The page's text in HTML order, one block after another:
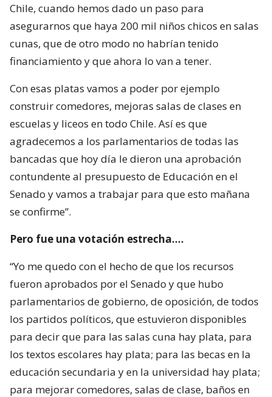
Chile, cuando hemos dado un paso para
asegurarnos que haya 200 mil niños chicos en salas
cunas, que de otro modo no habrían tenido
financiamiento y que ahora lo van a tener.
Con esas platas vamos a poder por ejemplo
construir comedores, mejoras salas de clases en
escuelas y liceos en todo Chile. Así es que
agradecemos a los parlamentarios de todas las
bancadas que hoy día le dieron una aprobación
contundente al presupuesto de Educación en el
Senado y vamos a trabajar para que esto mañana
se confirme”.
Pero fue una votación estrecha….
“Yo me quedo con el hecho de que los recursos
fueron aprobados por el Senado y que hubo
parlamentarios de gobierno, de oposición, de todos
los partidos políticos, que estuvieron disponibles
para decir que para las salas cuna hay plata, para
los textos escolares hay plata; para las becas en la
educación secundaria y en la universidad hay plata;
para mejorar comedores, salas de clase, baños en